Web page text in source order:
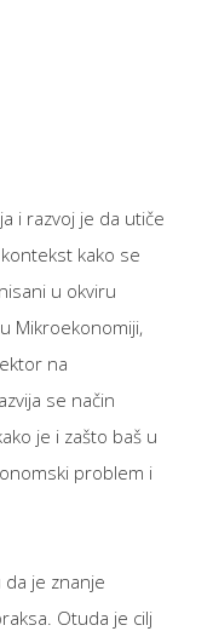
i razvoj je da utiče
kako se
u okviru
Mikroekonomiji,
na
se način
je i zašto baš u
problem i
je znanje
Otuda je cilj